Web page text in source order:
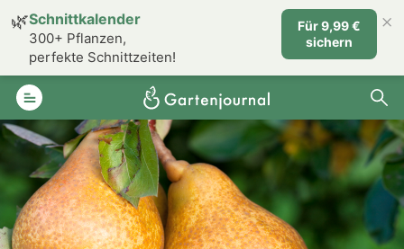
🌿Schnittkalender
300+ Pflanzen,
perfekte Schnittzeiten!
Für 9,99 €
sichern
×